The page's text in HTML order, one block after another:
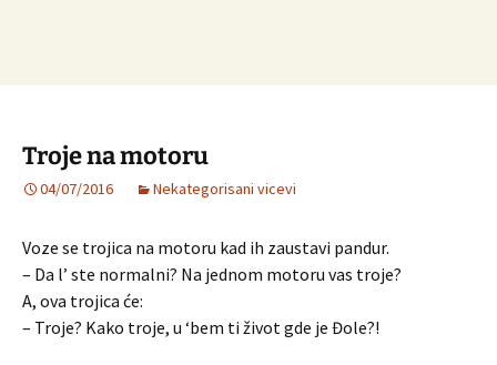
Troje na motoru
04/07/2016 Nekategorisani vicevi
Voze se trojica na motoru kad ih zaustavi pandur.
– Da l’ ste normalni? Na jednom motoru vas troje?
A, ova trojica će:
– Troje? Kako troje, u ‘bem ti život gde je Đole?!